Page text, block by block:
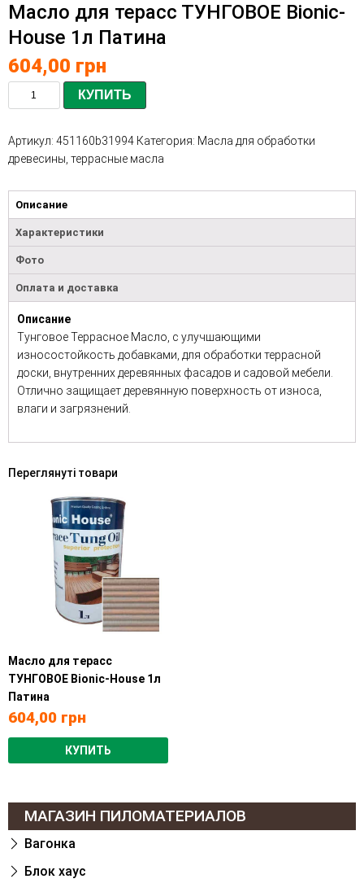
Масло для терасс ТУНГОВОЕ Bionic-
House 1л Патина
604,00 грн
КУПИТЬ
Артикул: 451160b31994 Категория: Масла для обработки
древесины, террасные масла
Описание
Характеристики
Фото
Оплата и доставка
Описание
Тунговое Террасное Масло, с улучшающими
износостойкость добавками, для обработки террасной
доски, внутренних деревянных фасадов и садовой мебели.
Отлично защищает деревянную поверхность от износа,
влаги и загрязнений.
Переглянуті товари
Масло для терасс
ТУНГОВОЕ Bionic-House 1л
Патина
604,00 грн
КУПИТЬ
МАГАЗИН ПИЛОМАТЕРИАЛОВ
Вагонка
Блок хаус